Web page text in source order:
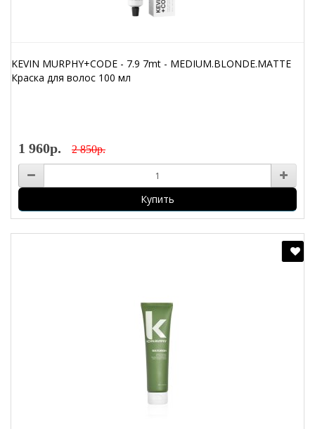
KEVIN MURPHY+CODE - 7.9 7mt - MEDIUM.BLONDE.MATTE
Краска для волос 100 мл
1 960р. 2 850р.
Купить